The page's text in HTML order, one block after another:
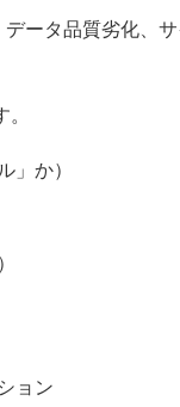
ータ品質劣化、サ
」か）
ョン